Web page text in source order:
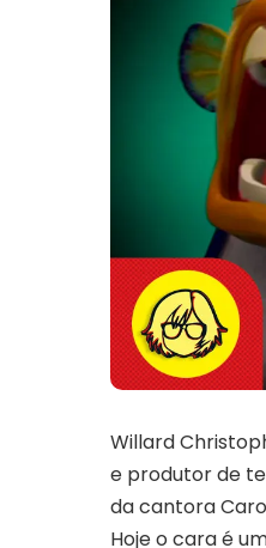
Willard
e produtor de
da cantora
Hoje o cara é